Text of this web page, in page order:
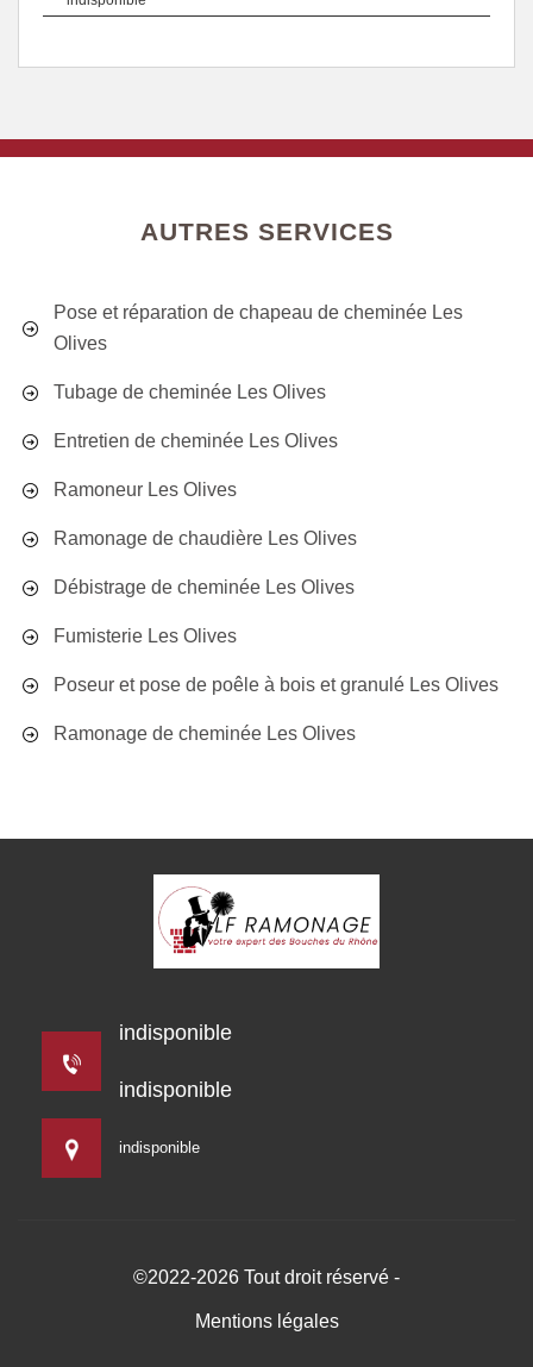
AUTRES SERVICES
Pose et réparation de chapeau de cheminée Les
Olives
Tubage de cheminée Les Olives
Entretien de cheminée Les Olives
Ramoneur Les Olives
Ramonage de chaudière Les Olives
Débistrage de cheminée Les Olives
Fumisterie Les Olives
Poseur et pose de poêle à bois et granulé Les Olives
Ramonage de cheminée Les Olives
indisponible
indisponible
indisponible
©2022-2026 Tout droit réservé -
Mentions légales